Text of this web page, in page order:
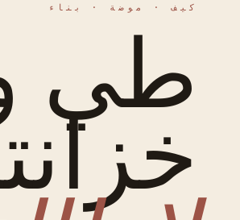
كيف · موضة · بناء
طي